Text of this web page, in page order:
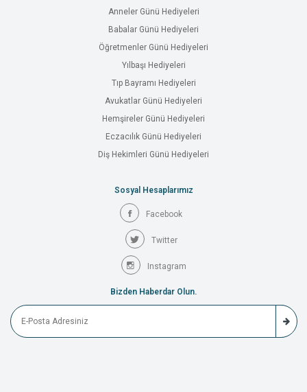
Anneler Günü Hediyeleri
Babalar Günü Hediyeleri
Öğretmenler Günü Hediyeleri
Yılbaşı Hediyeleri
Tıp Bayramı Hediyeleri
Avukatlar Günü Hediyeleri
Hemşireler Günü Hediyeleri
Eczacılık Günü Hediyeleri
Diş Hekimleri Günü Hediyeleri
Sosyal Hesaplarımız
Facebook
Twitter
Instagram
Bizden Haberdar Olun.